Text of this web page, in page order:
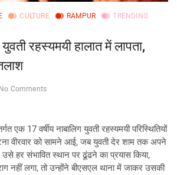
CULTURE RAMPUR TRENDING
युवती रहस्यमयी हालात में लापता,
No Comments
एक 17 वर्षीय नाबालिग युवती रहस्यमयी परिस्थितियों
वीरवार को सामने आई, जब युवती देर शाम तक अपने
हर संभावित स्थान पर ढूंढने का प्रयास किया,
नहीं लगा, तो उन्होंने बीएसएल थाना में जाकर उसकी